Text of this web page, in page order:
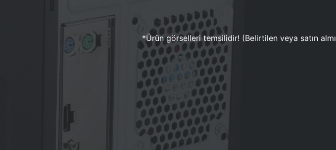
*Ürün görselleri temsilidir! (Belirtilen veya satın